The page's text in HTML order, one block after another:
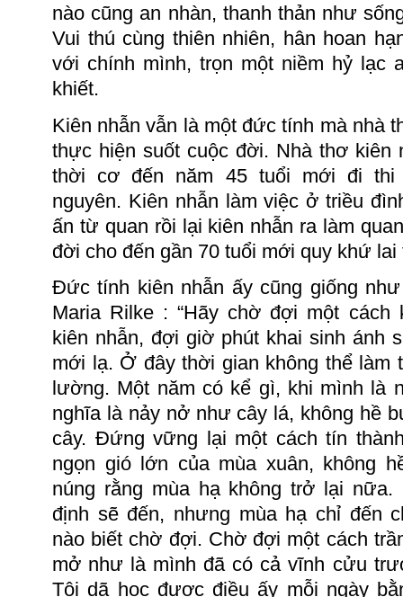
nào cũng an nhàn, thanh thản như
Vui thú cùng thiên nhiên, hân hoan
với chính mình, trọn một niềm hỷ lạc
khiết.
Kiên nhẫn vẫn là một đức tính mà nhà
thực hiện suốt cuộc đời. Nhà thơ kiên
thời cơ đến năm 45 tuổi mới đi thi
nguyên. Kiên nhẫn làm việc ở triều
ấn từ quan rồi lại kiên nhẫn ra làm
đời cho đến gần 70 tuổi mới quy khứ lai
Đức tính kiên nhẫn ấy cũng giống
Maria Rilke : “Hãy chờ đợi một cách
kiên nhẫn, đợi giờ phút khai sinh ánh
mới lạ. Ở đây thời gian không thể làm
lường. Một năm có kể gì, khi mình là
nghĩa là nảy nở như cây lá, không hề
cây. Đứng vững lại một cách tín
ngọn gió lớn của mùa xuân, không
núng rằng mùa hạ không trở lại nữa.
định sẽ đến, nhưng mùa hạ chỉ đến
nào biết chờ đợi. Chờ đợi một cách
mở như là mình đã có cả vĩnh cửu
Tôi dã học được điều ấy mỗi ngày